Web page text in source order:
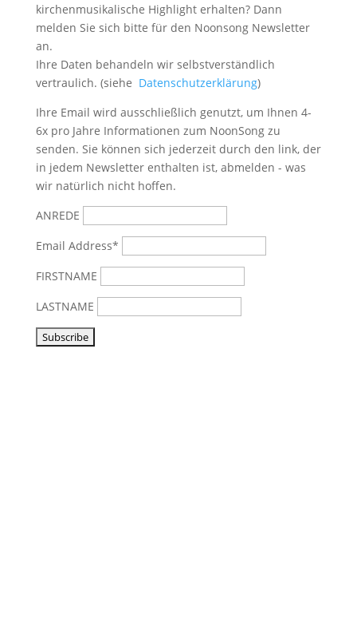
kirchenmusikalische Highlight erhalten? Dann
melden Sie sich bitte für den Noonsong Newsletter
an.
Ihre Daten behandeln wir selbstverständlich
vertraulich. (siehe Datenschutzerklärung)
Ihre Email wird ausschließlich genutzt, um Ihnen 4-
6x pro Jahre Informationen zum NoonSong zu
senden. Sie können sich jederzeit durch den link, der
in jedem Newsletter enthalten ist, abmelden - was
wir natürlich nicht hoffen.
ANREDE
Email Address*
FIRSTNAME
LASTNAME